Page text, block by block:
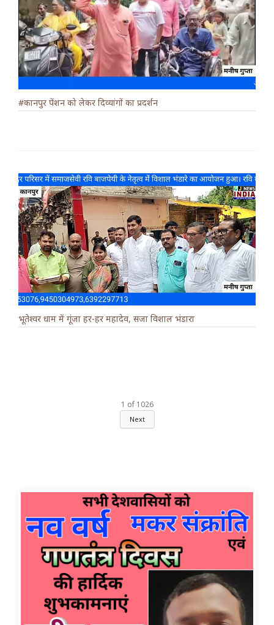
#कानपुर पेंशन को लेकर दिव्यांगों का प्रदर्शन
भूतेश्वर धाम में गूंजा हर-हर महादेव, सजा विशाल भंडारा
1 of 1026
Next